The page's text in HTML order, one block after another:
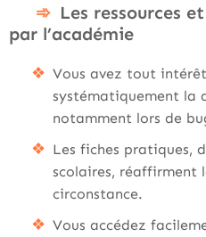
Les ressources
par l’académie
Vous avez tout
systématiquement la
notamment lors de
Les fiches pratiques,
scolaires, réaffirment
circonstance.
Vous accédez